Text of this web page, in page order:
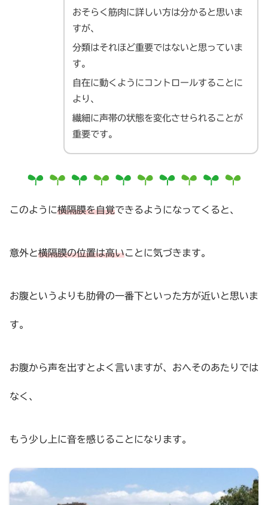
おそらく筋肉に詳しい方は分かると思いま
すが、
分類はそれほど重要ではないと思っていま
す。
自在に動くようにコントロールすることに
より、
繊細に声帯の状態を変化させられることが
重要です。
このように横隔膜を自覚できるようになってくると、
意外と横隔膜の位置は高いことに気づきます。
お腹というよりも肋骨の一番下といった方が近いと思いま
す。
お腹から声を出すとよく言いますが、おへそのあたりでは
なく、
もう少し上に音を感じることになります。